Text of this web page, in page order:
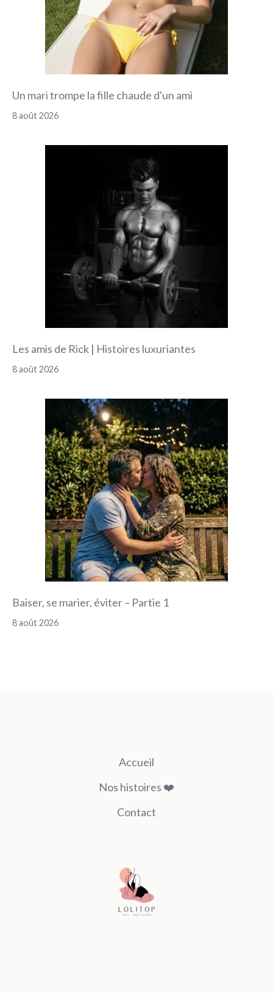
Un mari trompe la fille chaude d'un ami
8 août 2026
Les amis de Rick | Histoires luxuriantes
8 août 2026
Baiser, se marier, éviter – Partie 1
8 août 2026
Accueil
Nos histoires ❤️
Contact